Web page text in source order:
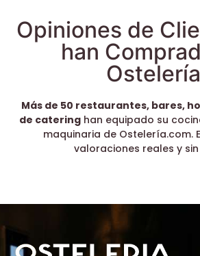
Opiniones de
han
Ostelería
Más de 50 restaurantes, bares,
de cateringhan equipado su
maquinaria de Ostelería.com.
valoraciones reales y